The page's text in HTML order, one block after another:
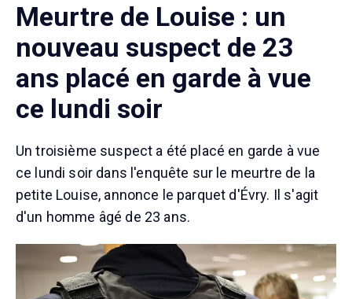
Meurtre de Louise : un
nouveau suspect de 23
ans placé en garde à vue
ce lundi soir
Un troisième suspect a été placé en garde à vue
ce lundi soir dans l'enquête sur le meurtre de la
petite Louise, annonce le parquet d'Évry. Il s'agit
d'un homme âgé de 23 ans.